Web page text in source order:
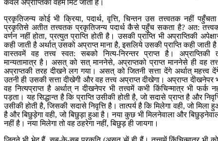
केवल अप्राप्तिका वहम मिट जाता है।
प्रकृतिजन्य कोई भी क्रिया, पदार्थ, वृत्ति, चिन्तन उस तत्त्वतक नहीं
प्रकृतिसे अतीत तत्त्वतक प्रकृतिजन्य पदार्थ कैसे पहुँच सकता है? अत:
वर्णन नहीं होता, प्रत्युत प्राप्ति होती है। उसकी प्राप्ति भी अप्राप्तिकी
कही जाती है अर्थात् उसको अप्राप्त माना है, इसलिये उसकी प्राप्ति कही जाती
वास्तवमें वह तत्त्व स्वत: सबको नित्य-निरन्तर प्राप्त है। अप्राप्तिकी
मान्यतामात्र है। असत् को सत् माननेसे, अप्राप्तको प्राप्त माननेसे ही वह
अप्राप्तकी तरह दीखने लग गया। असत् को जितनी सत्ता देंगे अर्थात् महत्त्व
उतनी ही उसकी सत्ता दीखेगी और वह तत्त्व अप्राप्त दीखेगा। अप्राप्त दीखनेपर
वह नित्यप्राप्त है अर्थात् न दीखनेपर भी तत्त्वमें कभी किंचिन्मात्र भी फर्क
पड़ता। यह सिद्धान्त है कि प्राप्ति उसीकी होती है, जो सदासे प्राप्त है और
उसीकी होती है, जिसकी सदासे निवृत्ति है। तात्पर्य है कि मिलेगा वही, जो मिला
है और बिछुड़ेगा वही, जो बिछुड़ा हुआ है। नया कुछ भी मिलनेवाला और
नहीं है। नया मिलेगा तो वह ठहरेगा नहीं, बिछुड़ ही जायगा।